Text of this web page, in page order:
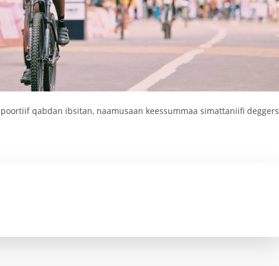
qabdan ibsitan, naamusaan keessummaa simattaniifi